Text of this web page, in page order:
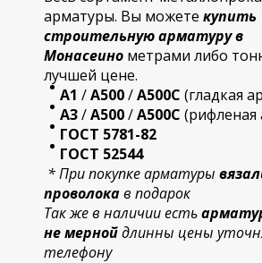
арматуры. Вы можете купить
строительнуюарматуру в
Монасеино метрами либо
лучшей цене.
А1 /А500/А500С (гладкая
А3/А500/А500С (рифленая
ГОСТ 5781-82
ГОСТ 52544
* При покупке арматуры
проволокав подарок
Так же в наличии есть
не мернойдлинны цены
телефону